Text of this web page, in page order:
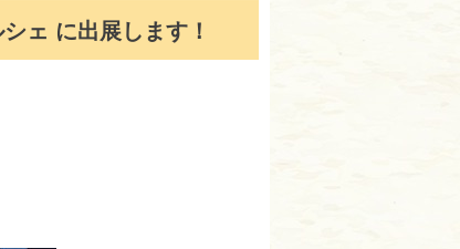
ェ に出展します！